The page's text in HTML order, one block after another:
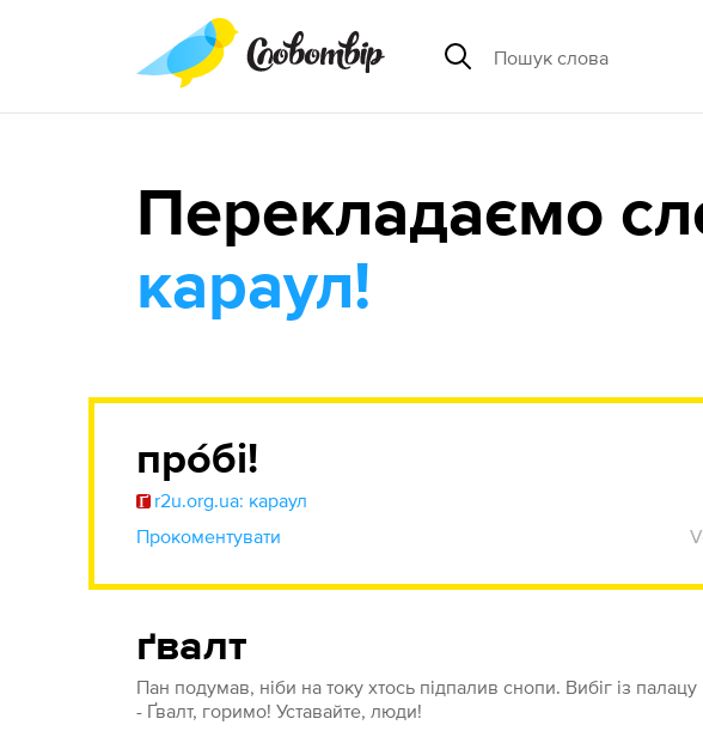
Перекладаємо
караул!
про́бі!
r2u.org.ua: караул
Прокоментувати
ґвалт
Пан подумав, ніби на току хтось підпалив снопи. Вибіг із палацу
- Ґвалт, горимо! Уставайте, люди!